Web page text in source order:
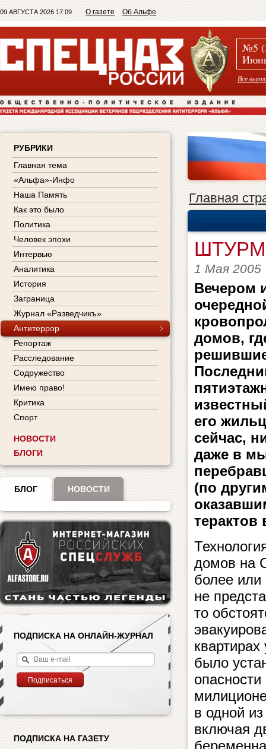
09 АВГУСТА 2026 17:09 О газете Об Альфе
№5
Все
РУБРИКИ
Главная тема
«Альфа»-Инфо
Наша Память
Как это было
Политика
Человек эпохи
Интервью
Аналитика
История
Заграница
Журнал «Разведчикъ»
Антитеррор
Репортаж
Расследование
Содружество
Имею право!
Критика
Спорт
НОВОСТИ
БЛОГИ
БЛОГ НОВОСТИ
ПОДПИСКА НА ОНЛАЙН-ЖУРНАЛ
ПОДПИСКА НА ГАЗЕТУ
Главная
1 Мая 2005
Вечером
домов,
его
сейчас,
даже в
(по
терактов
домов на
более или
не
то
было
в одной
включая